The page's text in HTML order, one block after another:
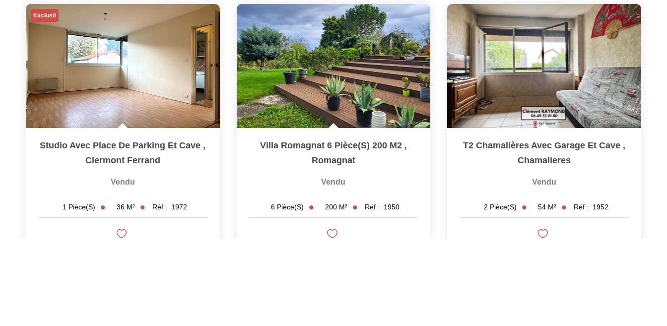
Exclusif
Studio Avec Place De Parking Et Cave ,
Clermont Ferrand
Vendu
1 Pièce(s) 36 M² Réf : 1972
Villa Romagnat 6 Pièce(s) 200 M2 ,
Romagnat
Vendu
6 Pièce(s) 200 M² Réf : 1950
T2 Chamalières Avec Garage Et Cave ,
Chamalieres
Vendu
2 Pièce(s) 54 M² Réf : 1952